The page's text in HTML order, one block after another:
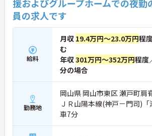
援およびグループホームでの夜勤
員の求人です
給料
月収 19.4万円～23.0万円程
む
年収301万円～352万円程度
分の場合
勤務地
岡山県 岡山市東区 瀬戸町肩
ＪＲ山陽本線(神戸－門司)「
車7分